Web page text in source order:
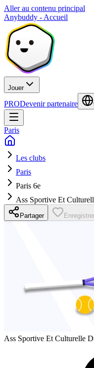
Aller au contenu principal
Anybuddy - Accueil
Jouer
PRODevenir partenaire
Paris
Les clubs
Paris
Paris 6e
Ass Sportive Et
Partager
Ass Sportive Et Culturelle